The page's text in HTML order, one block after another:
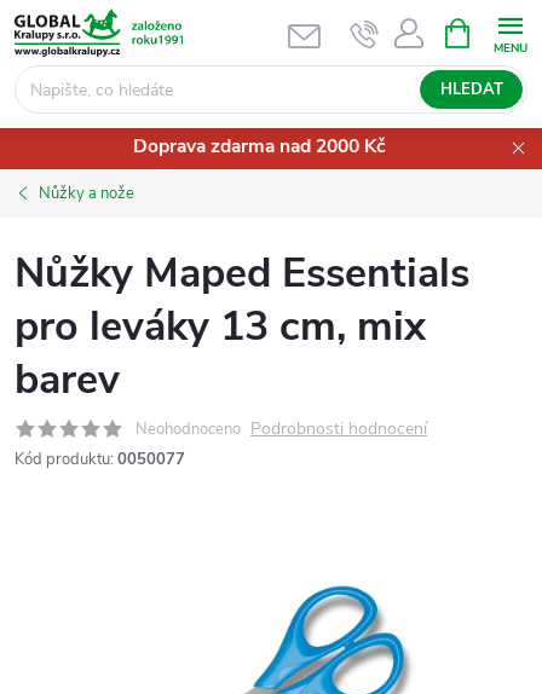
Přejít
na
obsah
HLEDAT
NÁKUPNÍ
KOŠÍK
Doprava zdarma nad 2000 Kč
Nůžky a nože
Nůžky Maped Essentials
pro leváky 13 cm, mix
barev
Neohodnoceno Podrobnosti hodnocení
Kód produktu: 0050077